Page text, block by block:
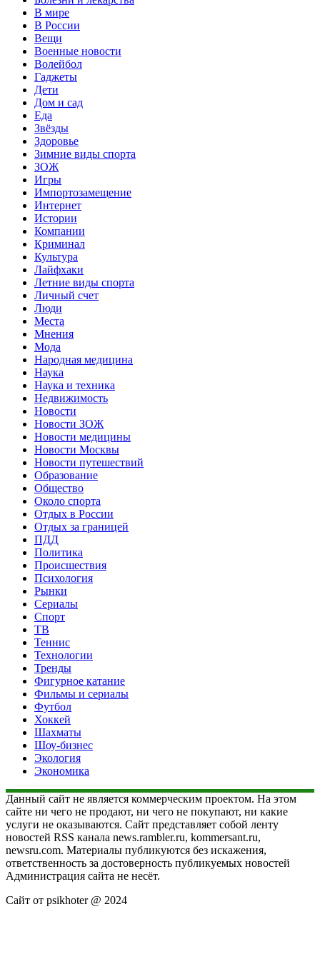
В мире
В России
Вещи
Военные новости
Волейбол
Гаджеты
Дети
Дом и сад
Еда
Звёзды
Здоровье
Зимние виды спорта
ЗОЖ
Игры
Импортозамещение
Интернет
Истории
Компании
Криминал
Культура
Лайфхаки
Летние виды спорта
Личный счет
Люди
Места
Мнения
Мода
Народная медицина
Наука
Наука и техника
Недвижимость
Новости
Новости ЗОЖ
Новости медицины
Новости Москвы
Новости путешествий
Образование
Общество
Около спорта
Отдых в России
Отдых за границей
ПДД
Политика
Происшествия
Психология
Рынки
Сериалы
Спорт
ТВ
Теннис
Технологии
Тренды
Фигурное катание
Фильмы и сериалы
Футбол
Хоккей
Шахматы
Шоу-бизнес
Экология
Экономика
Данный сайт не является коммерческим проектом. На этом
сайте ни чего не продают, ни чего не покупают, ни какие
услуги не оказываются. Сайт представляет собой ленту
новостей RSS канала news.rambler.ru, kommersant.ru,
newsru.com. Материалы публикуются без искажения,
ответственность за достоверность публикуемых новостей
Администрация сайта не несёт.
Сайт от psikhoter @ 2024